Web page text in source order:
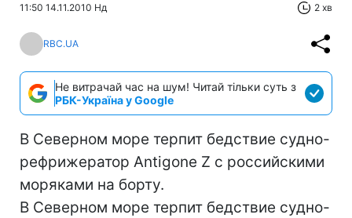
11:50 14.11.2010 Нд 2 хв
RBC.UA
Не витрачай час на шум! Читай тільки суть з
РБК-Україна у Google
В Северном море терпит бедствие судно-
рефрижератор Antigone Z с российскими
моряками на борту.
В Северном море терпит бедствие судно-